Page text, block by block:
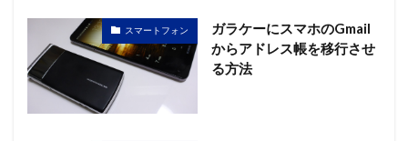
スマートフォン
ガラケーにスマホのGmail
からアドレス帳を移行させ
る方法